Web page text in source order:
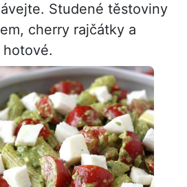
Studené těstoviny
cherry rajčátky a